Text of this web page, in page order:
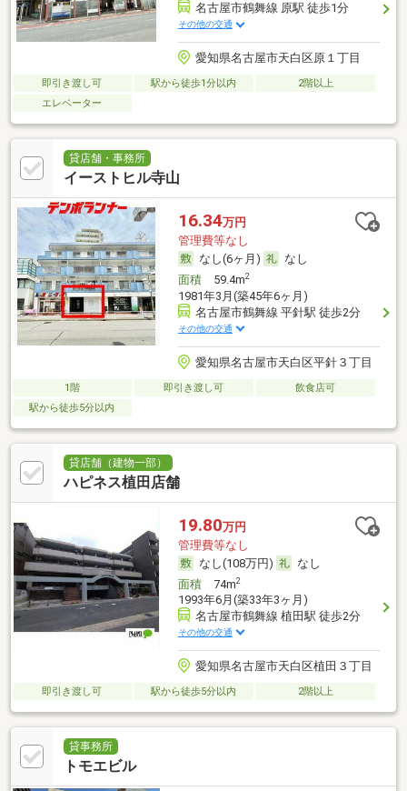
名古屋市鶴舞線 原駅 徒歩1分
その他の交通
愛知県名古屋市天白区原１丁目
即引き渡し可 駅から徒歩1分以内
2階以上
エレベーター
貸店舗・事務所
イーストヒル寺山
16.34万円
管理費等なし
なし(6ヶ月)
なし
面積59.4m2
1981年3月(築45年6ヶ月)
名古屋市鶴舞線 平針駅 徒歩2分
その他の交通
愛知県名古屋市天白区平針３丁目
1階 即引き渡し可
飲食店可
駅から徒歩5分以内
貸店舗（建物一部）
ハピネス植田店舗
19.80万円
管理費等なし
なし(108万円)
なし
面積74m2
1993年6月(築33年3ヶ月)
名古屋市鶴舞線 植田駅 徒歩2分
その他の交通
愛知県名古屋市天白区植田３丁目
即引き渡し可 駅から徒歩5分以内 2階以上
貸事務所
トモエビル